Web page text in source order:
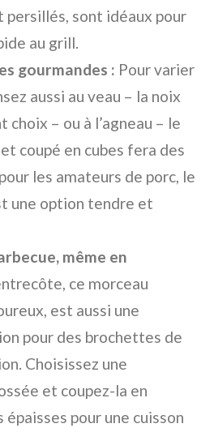
persillés, sont idéaux pour
au grill.
gourmandes : Pour varier
aussi au veau – la noix
choix – ou à l’agneau – le
coupé en cubes fera des
les amateurs de porc, le
une option tendre et
même en
ce morceau
est aussi une
pour des brochettes de
Choisissez une
et coupez-la en
épaisses pour une cuisson